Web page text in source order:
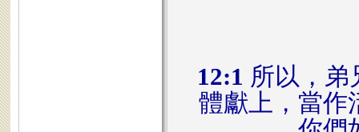
12:1 所以，
體獻上，當